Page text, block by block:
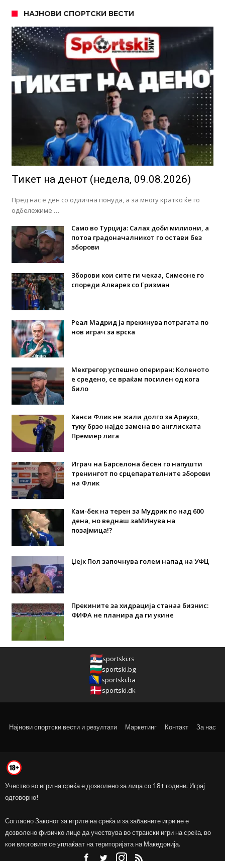
НАЈНОВИ СПОРТСКИ ВЕСТИ
Тикет на денот (недела, 09.08.2026)
Пред нас е ден со одлична понуда, а за многу кратко ќе го
одбележиме …
Само во Турција: Салах доби милиони, а
потоа градоначалникот го остави без
зборови
Зборови кои сите ги чекаа, Симеоне го
спореди Алварез со Гризман
Реал Мадрид ја прекинува потрагата по
нов играч за врска
Мекгрегор успешно опериран: Коленото
е средено, се враќам посилен од кога
било
Ханси Флик не жали долго за Араухо,
туку брзо најде замена во англиската
Премиер лига
Играч на Барселона бесен го напушти
тренингот по срцепарателните зборови
на Флик
Кам-бек на терен за Мудрик по над 600
дена, но веднаш заМИнува на
позајмица!?
Џејк Пол започнува голем напад на УФЦ
Прекините за хидрација станаа бизнис:
ФИФА не планира да ги укине
sportski.rs
sportski.bg
sportski.ba
sportski.dk
Најнови спортски вести и резултати Маркетинг Контакт За нас
Учество во игри на среќа е дозволено за лица со 18+ години. Играј
одговорно!
Согласно Законот за игрите на среќа и за забавните игри не е
дозволено физичко лице да учествува во странски игри на среќа, во
кои влоговите се уплаќаат на територијата на Македонија.